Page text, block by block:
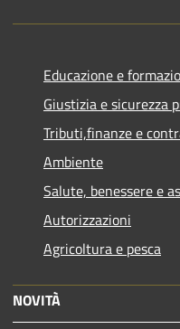
Educazione e
Giustizia e sicurezza
Tributi,finanze e
Ambiente
Salute, benessere e
Autorizzazioni
Agricoltura e pesca
NOVITÀ